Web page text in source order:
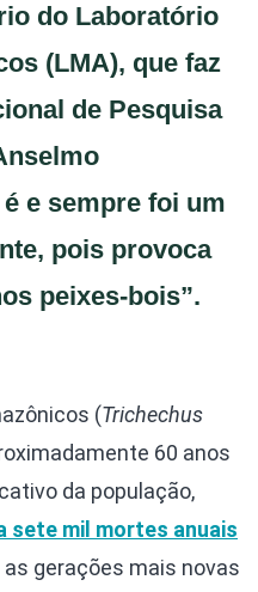
do Laboratório
(LMA), que faz
de Pesquisa
e sempre foi um
pois provoca
peixes-bois”.
(Trichechus
60 anos
da população,
sete mil mortes anuais
as gerações mais novas